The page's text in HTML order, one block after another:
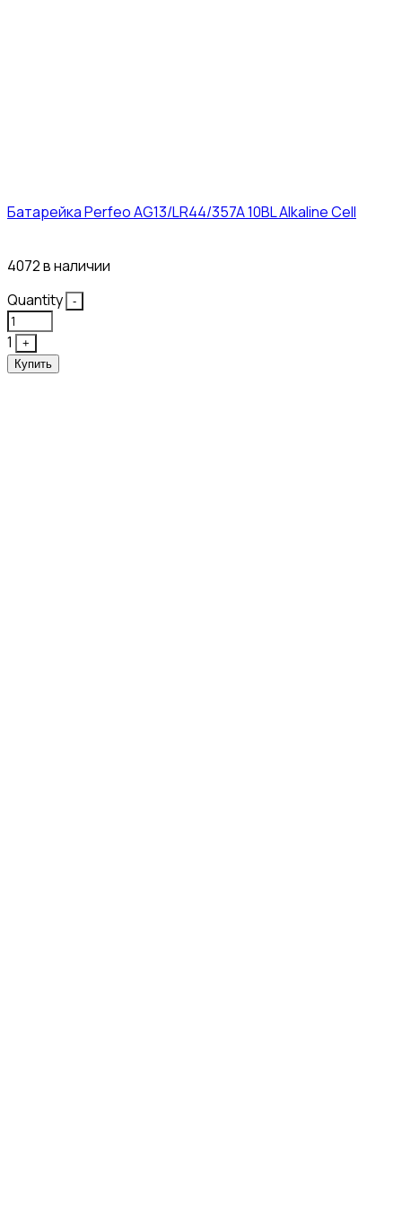
Батарейка Perfeo AG13/LR44/357A 10BL Alkaline Cell
4072 в наличии
Quantity
-
1
+
Купить